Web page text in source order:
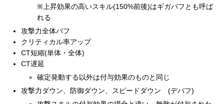
※上昇効果の高いスキル(150%前後)はギガバフとも呼ば
れる
攻撃力全体バフ
クリティカル率アップ
CT短縮(単体・全体)
CT遅延
確定発動する以外は付与効果のものと同じ
攻撃力ダウン、防御ダウン、スピードダウン (デバフ)